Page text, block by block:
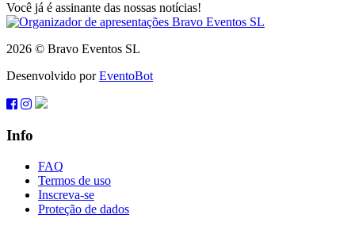
Você já é assinante das nossas notícias!
2026 © Bravo Eventos SL
Desenvolvido porEventoBot
Info
FAQ
Termos de uso
Inscreva-se
Proteção de dados